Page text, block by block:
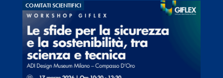
COMITATI SCIENTIFICI